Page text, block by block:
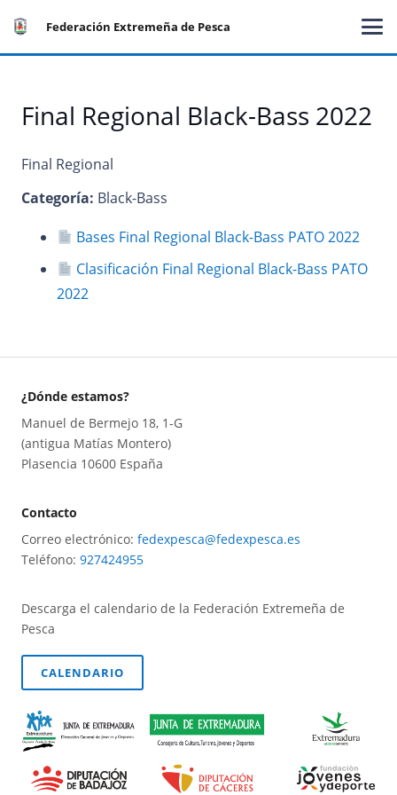
Federación Extremeña de Pesca
Final Regional Black-Bass 2022
Final Regional
Categoría: Black-Bass
Bases Final Regional Black-Bass PATO 2022
Clasificación Final Regional Black-Bass PATO
2022
¿Dónde estamos?
Manuel de Bermejo 18, 1-G
(antigua Matías Montero)
Plasencia 10600 España
Contacto
Correo electrónico: fedexpesca@fedexpesca.es
Teléfono: 927424955
Descarga el calendario de la Federación Extremeña de
Pesca
CALENDARIO